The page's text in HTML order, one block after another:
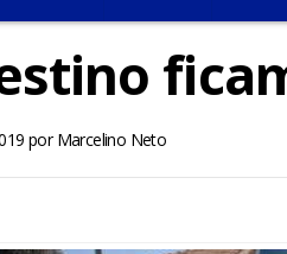
porMarcelino Neto